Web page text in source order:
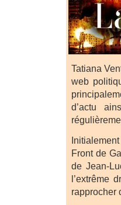
Tatiana
web
d’actu
Front de
de Jean-
l’extrême
rapprocher